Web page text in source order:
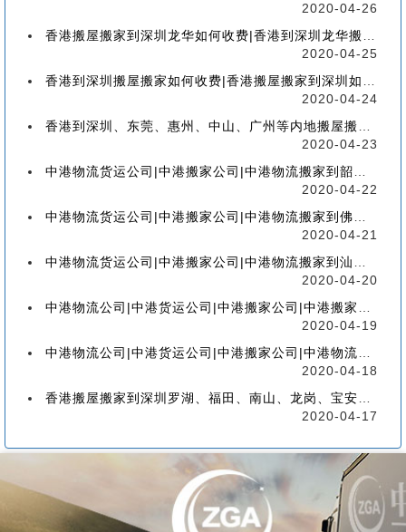
2020-04-26
香港搬屋搬家到深圳龙华如何收费|香港到深圳龙华搬屋搬家收费标准-【服务客户操作实感】
2020-04-25
香港到深圳搬屋搬家如何收费|香港搬屋搬家到深圳如何计费-【分享公司具体报价操作流程】
2020-04-24
香港到深圳、东莞、惠州、中山、广州等内地搬屋搬家，如何选择香港物流搬家公司
2020-04-23
中港物流货运公司|中港搬家公司|中港物流搬家到韶关流程、联运、包装、价格、电话、标准
2020-04-22
中港物流货运公司|中港搬家公司|中港物流搬家到佛山流程、联运、包装、价格、电话、标准
2020-04-21
中港物流货运公司|中港搬家公司|中港物流搬家到汕头的流程、联运、包装、价格、电话、标准
2020-04-20
中港物流公司|中港货运公司|中港搬家公司|中港搬家到珠海的流程、联运、包装、价格、电话
2020-04-19
中港物流公司|中港货运公司|中港搬家公司|中港物流搬家到广州的流程、联运、包装、价格
2020-04-18
香港搬屋搬家到深圳罗湖、福田、南山、龙岗、宝安、盐田、龙华、大鹏、坪山流程和价格
2020-04-17